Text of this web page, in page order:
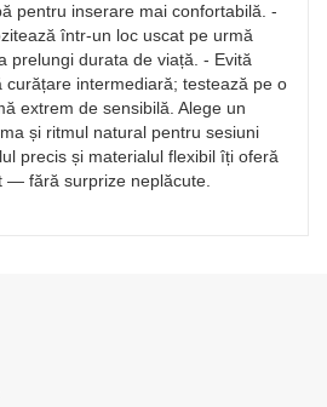
pentru inserare mai confortabilă. -
într-un loc uscat pe urmă
prelungi durata de viață. - Evită
curățare intermediară; testează pe o
extrem de sensibilă. Alege un
și ritmul natural pentru sesiuni
precis și materialul flexibil îți oferă
— fără surprize neplăcute.